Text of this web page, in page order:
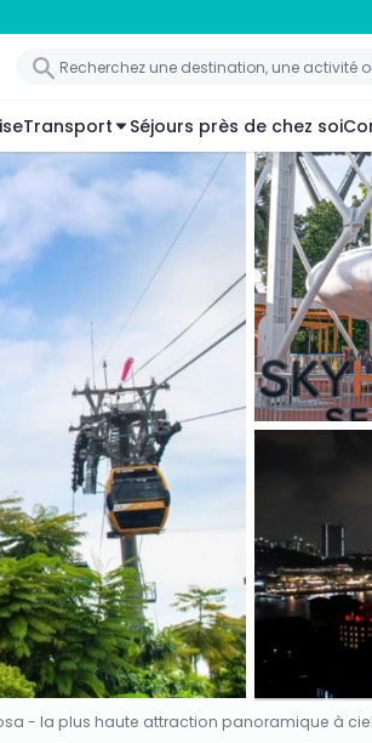
Transport Séjours près de chez soi
- la plus haute attraction panoramique à